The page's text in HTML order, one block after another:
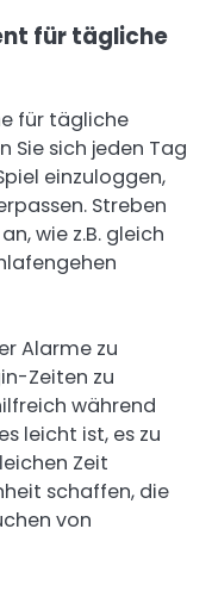
für tägliche
für tägliche
Sie sich jeden Tag
einzuloggen,
Streben
wie z.B. gleich
Alarme zu
Zeiten zu
während
leicht ist, es zu
Zeit
schaffen, die
von